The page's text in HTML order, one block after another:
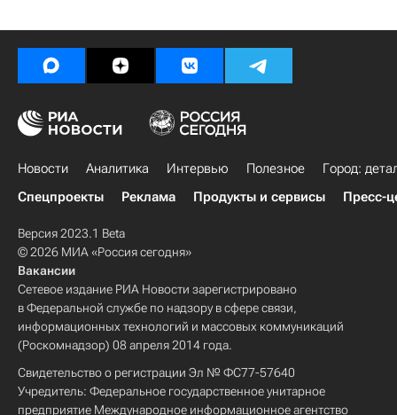
Новости Аналитика Интервью Полезное
Город:
Спецпроекты
Реклама Продукты и сервисы Пресс-
Версия 2023.1 Beta
© 2026 МИА «Россия сегодня»
Вакансии
Сетевое издание РИА Новости зарегистрировано
в Федеральной службе по надзору в сфере связи,
информационных технологий и массовых коммуникаций
(Роскомнадзор) 08 апреля 2014 года.
Свидетельство о регистрации Эл № ФС77-57640
Учредитель: Федеральное государственное унитарное
предприятие Международное информационное агентство